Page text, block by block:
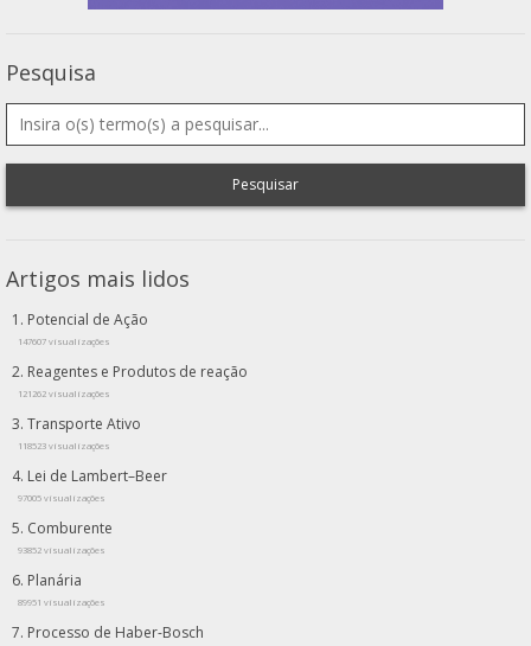
Pesquisa
Pesquisar
Artigos mais lidos
Potencial de Ação
147607 visualizações
Reagentes e Produtos de reação
121262 visualizações
Transporte Ativo
118523 visualizações
Lei de Lambert–Beer
97005 visualizações
Comburente
93852 visualizações
Planária
89951 visualizações
Processo de Haber-Bosch